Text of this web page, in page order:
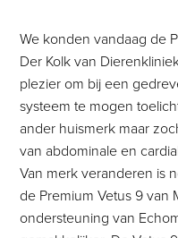
We konden vandaag de
Der Kolk van
plezier om bij een
systeem te mogen
ander huismerk maar
van abdominale en
Van merk veranderen is
de Premium Vetus 9 van
ondersteuning van